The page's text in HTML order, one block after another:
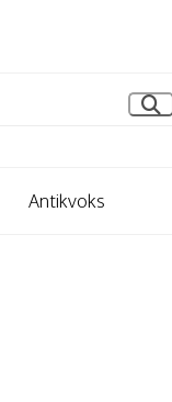
Antikvoks